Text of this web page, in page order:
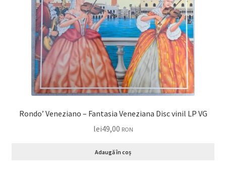
Rondo’ Veneziano – Fantasia Veneziana Disc vinil LP VG
lei49,00 RON
Adaugă în coș